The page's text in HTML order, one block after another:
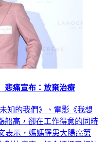
高，卻在工作得意的同時
表示，媽媽罹患大腸癌第
抗病魔，如今媽媽已經決